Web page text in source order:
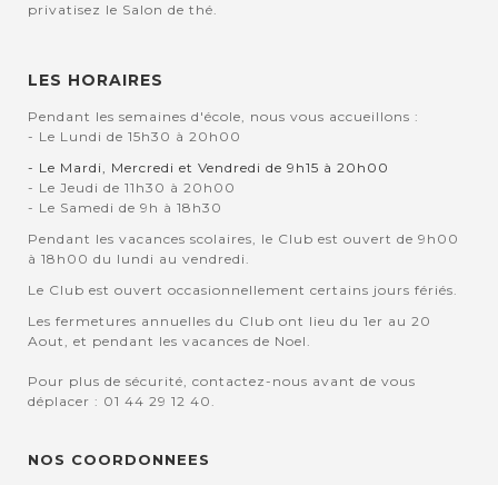
privatisez le Salon de thé.
LES HORAIRES
Pendant les semaines d'école, nous vous accueillons :
- Le Lundi de 15h30 à 20h00
- Le Mardi, Mercredi et Vendredi de 9h15 à 20h00
- Le Jeudi de 11h30 à 20h00
- Le Samedi de 9h à 18h30
Pendant les vacances scolaires, le Club est ouvert de 9h00
à 18h00 du lundi au vendredi.
Le Club est ouvert occasionnellement certains jours fériés.
Les fermetures annuelles du Club ont lieu du 1er au 20
Aout, et pendant les vacances de Noel.
Pour plus de sécurité, contactez-nous avant de vous
déplacer : 01 44 29 12 40.
NOS COORDONNEES